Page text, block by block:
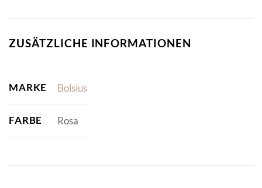
ZUSÄTZLICHE INFORMATIONEN
MARKE Bolsius
FARBE Rosa